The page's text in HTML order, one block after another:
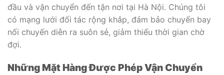
đầu và vận chuyển đến tận nơi tại Hà Nội. Chúng tôi
có mạng lưới đối tác rộng khắp, đảm bảo chuyến bay
nối chuyến diễn ra suôn sẻ, giảm thiểu thời gian chờ
đợi.
Những Mặt Hàng Được Phép Vận Chuyển